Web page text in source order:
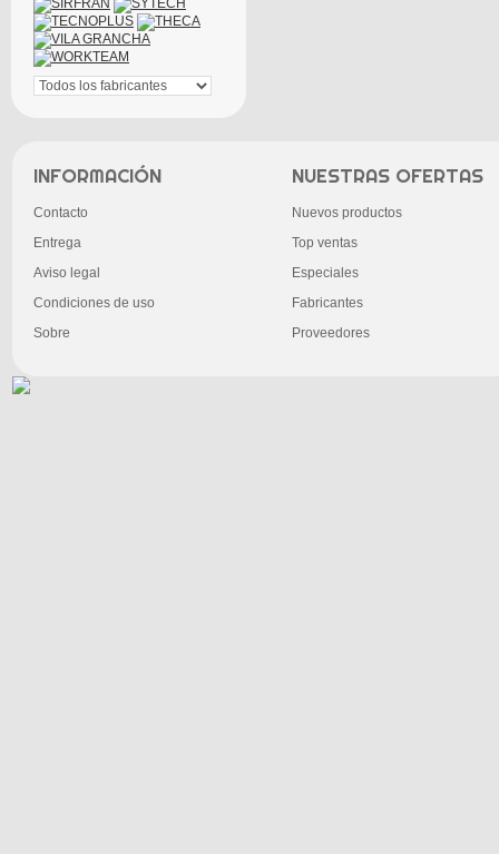
INFORMACIÓN
Contacto
Entrega
Aviso legal
Condiciones de uso
Sobre
NUESTRAS OFERTAS
Nuevos productos
Top ventas
Especiales
Fabricantes
Proveedores